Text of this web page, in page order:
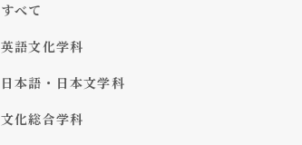
すべて
英語文化学科
日本語・日本文学科
文化総合学科